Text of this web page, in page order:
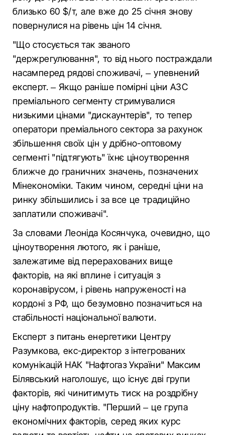
близько 60 $/т, але вже до 25 січня знову
повернулися на рівень цін 14 січня.
"Що стосується так званого
"держрегулювання", то від нього постраждали
насамперед рядові споживачі, – упевнений
експерт. – Якщо раніше помірні ціни АЗС
преміального сегменту стримувалися
низькими цінами "дискаунтерів", то тепер
оператори преміального сектора за рахунок
збільшення своїх цін у дрібно-оптовому
сегменті "підтягують" їхнє ціноутворення
ближче до граничних значень, позначених
Мінекономіки. Таким чином, середні ціни на
ринку збільшились і за все це традиційно
заплатили споживачі".
За словами Леоніда Косянчука, очевидно, що
ціноутворення лютого, як і раніше,
залежатиме від перерахованих вище
факторів, на які вплине і ситуація з
коронавірусом, і рівень напруженості на
кордоні з РФ, що безумовно позначиться на
стабільності національної валюти.
Експерт з питань енергетики Центру
Разумкова, екс-директор з інтегрованих
комунікацій НАК "Нафтогаз України" Максим
Білявський наголошує, що існує дві групи
факторів, які чинитимуть тиск на роздрібну
ціну нафтопродуктів. "Перший – це група
економічних факторів, серед яких курс